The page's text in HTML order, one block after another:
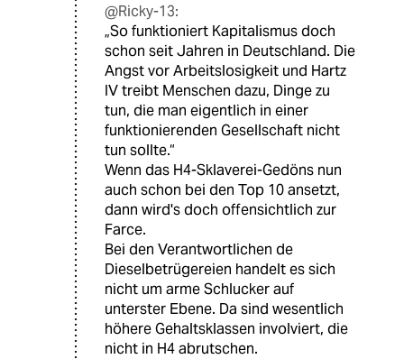
@Ricky-13:
„So funktioniert Kapitalismus doch
schon seit Jahren in Deutschland. Die
Angst vor Arbeitslosigkeit und Hartz
IV treibt Menschen dazu, Dinge zu
tun, die man eigentlich in einer
funktionierenden Gesellschaft nicht
tun sollte.“
Wenn das H4-Sklaverei-Gedöns nun
auch schon bei den Top 10 ansetzt,
dann wird's doch offensichtlich zur
Farce.
Bei den Verantwortlichen de
Dieselbetrügereien handelt es sich
nicht um arme Schlucker auf
unterster Ebene. Da sind wesentlich
höhere Gehaltsklassen involviert, die
nicht in H4 abrutschen.